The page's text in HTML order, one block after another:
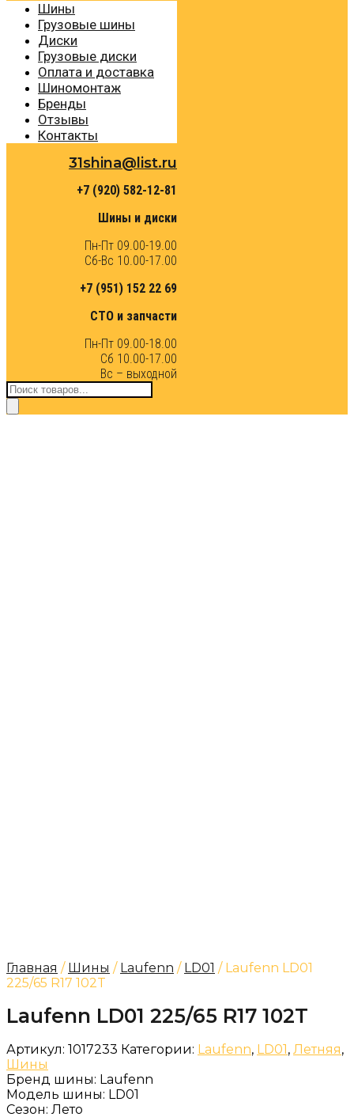
Шины
Грузовые шины
Диски
Грузовые диски
Оплата и доставка
Шиномонтаж
Бренды
Отзывы
Контакты
31shina@list.ru
+7 (920) 582-12-81
Шины и диски
Пн-Пт 09.00-19.00
Сб-Вс 10.00-17.00
+7 (951) 152 22 69
СТО и запчасти
Пн-Пт 09.00-18.00
Сб 10.00-17.00
Вс – выходной
Поиск
товаров
Главная / Шины / Laufenn / LD01 / Laufenn LD01
225/65 R17 102T
Laufenn LD01 225/65 R17 102T
Артикул: 1017233 Категории: Laufenn, LD01, Летняя,
Шины
Бренд шины: Laufenn
Модель шины: LD01
Сезон: Лето